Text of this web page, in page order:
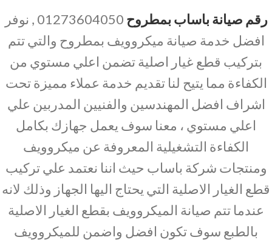
رقم صيانة باساب بمطروح
01273604050 , نوفر
افضل خدمة صيانة ميكروويف بمطروح والتي تتم
بتركيب قطع غيار اصلية تضمن اعلي مستوي من
الكفاءة مما يتيح لنا تقديم خدمة عملاء مميزة تحت
اشراف افضل المهندسين والفنيين المدربين علي
اعلي مستوي ، معنا سوف يعمل جهازك بكامل
الكفاءة التشغيلية المعروفة عن ميكروويف
ومنتجات شركة باساب حيث اننا نعتمد علي تركيب
قطع الغيار الاصلية التي يحتاج اليها الجهاز وذلك لانه
عندما تتم صيانة الميكروويف بقطع الغيار الاصلية
بالطبع سوف تكون افضل واضمن للميكروويف